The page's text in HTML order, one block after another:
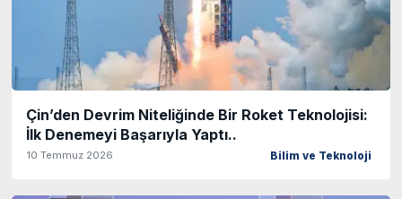
Çin’den Devrim Niteliğinde Bir Roket Teknolojisi:
İlk Denemeyi Başarıyla Yaptı..
10 Temmuz 2026 Bilim ve Teknoloji